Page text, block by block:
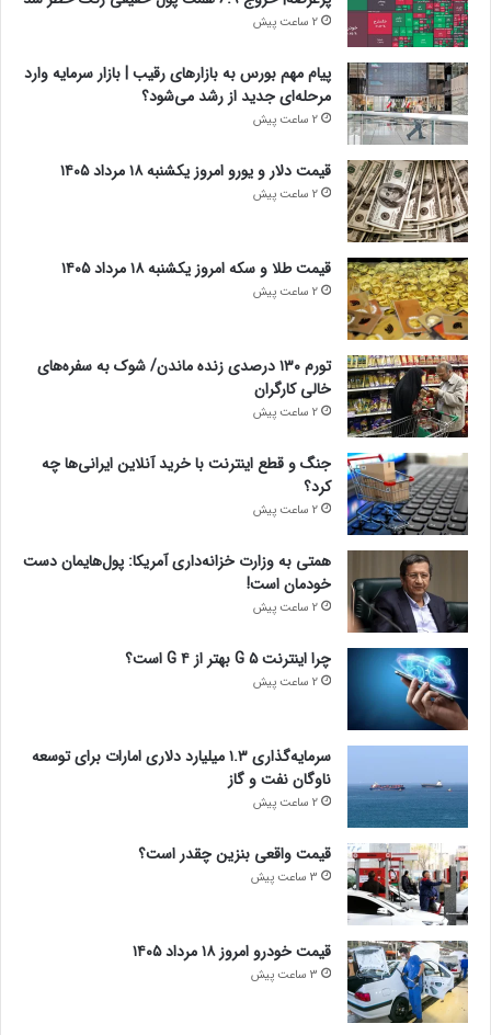
2 ساعت پیش
پیام مهم بورس به بازارهای رقیب | بازار سرمایه وارد
مرحله‌ای جدید از رشد می‌شود؟
2 ساعت پیش
قیمت دلار و یورو امروز یکشنبه ۱۸ مرداد ۱۴۰۵
2 ساعت پیش
قیمت طلا و سکه امروز یکشنبه ۱۸ مرداد ۱۴۰۵
2 ساعت پیش
تورم ۱۳۰ درصدی زنده ماندن/ شوک به سفره‌های
خالی کارگران
2 ساعت پیش
جنگ و قطع اینترنت با خرید آنلاین ایرانی‌ها چه
کرد؟
2 ساعت پیش
همتی به وزارت خزانه‌داری آمریکا: پول‌هایمان دست
خودمان است!
2 ساعت پیش
چرا اینترنت ۵ G بهتر از ۴ G است؟
2 ساعت پیش
سرمایه‌گذاری ۱.۳ میلیارد دلاری امارات برای توسعه
ناوگان نفت و گاز
2 ساعت پیش
قیمت واقعی بنزین چقدر است؟
3 ساعت پیش
قیمت خودرو امروز ۱۸ مرداد ۱۴۰۵
3 ساعت پیش